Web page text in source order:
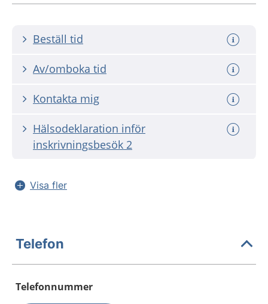
Beställ tid
Av/omboka tid
Kontakta mig
Hälsodeklaration inför
inskrivningsbesök 2
Visa fler
Telefon
Telefonnummer